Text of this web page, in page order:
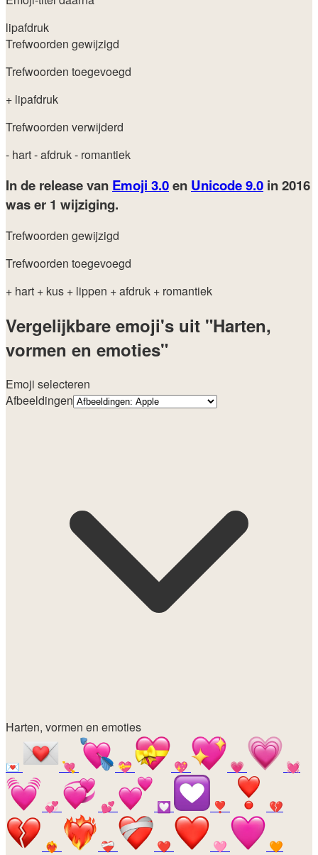
lipafdruk
Trefwoorden gewijzigd
Trefwoorden toegevoegd
+ lipafdruk
Trefwoorden verwijderd
- hart- afdruk- romantiek
In de release van Emoji 3.0en Unicode 9.0 in 2016
was er 1 wijziging.
Trefwoorden gewijzigd
Trefwoorden toegevoegd
+ hart + kus + lippen + afdruk + romantiek
Vergelijkbare emoji's uit "Harten,
vormen en emoties"
Emoji selecteren
Afbeeldingen
Harten, vormen en emoties
💌 💘 💝 💖 💗 💓
💞 💕 💟 ❣️ 💔
❤️‍🔥 ❤️‍🩹 ❤️ 🩷 🧡